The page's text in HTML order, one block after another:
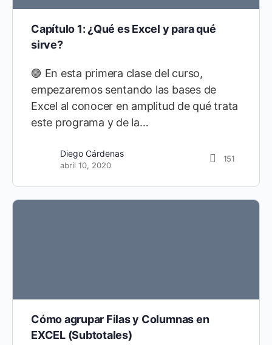
septiembre 10, 2021
Capítulo 1: ¿Qué es Excel y para qué
sirve?
🟣 En esta primera clase del curso,
empezaremos sentando las bases de
Excel al conocer en amplitud de qué trata
este programa y de la…
Diego Cárdenas
abril 10, 2020
151
Cómo agrupar Filas y Columnas en
EXCEL (Subtotales)